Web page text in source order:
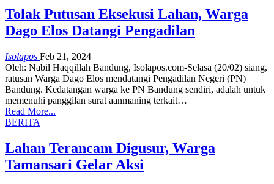
Tolak Putusan Eksekusi Lahan, Warga
Dago Elos Datangi Pengadilan
Isolapos Feb 21, 2024
Oleh: Nabil Haqqillah Bandung, Isolapos.com-Selasa (20/02) siang,
ratusan Warga Dago Elos mendatangi Pengadilan Negeri (PN)
Bandung. Kedatangan warga ke PN Bandung sendiri, adalah untuk
memenuhi panggilan surat aanmaning terkait…
Read More...
BERITA
Lahan Terancam Digusur, Warga
Tamansari Gelar Aksi